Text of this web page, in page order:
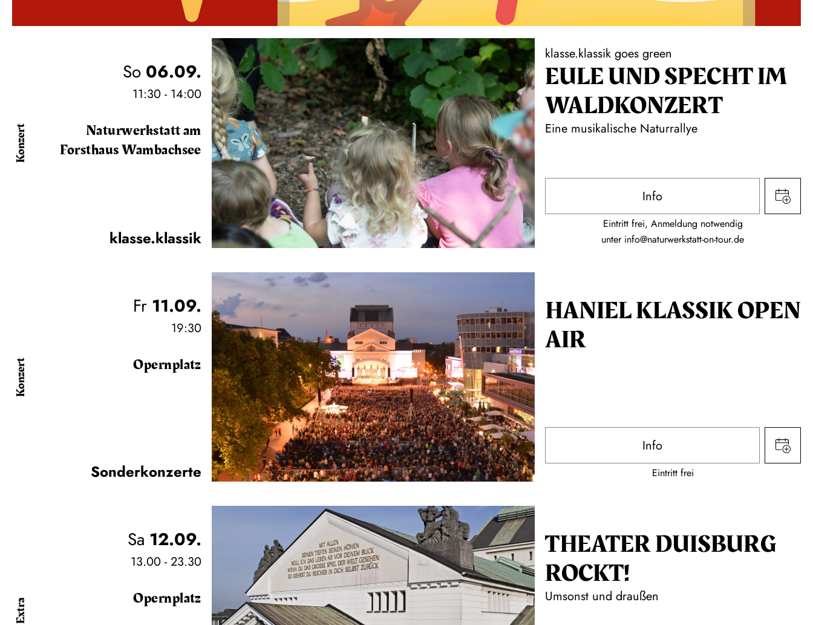
Konzert
So 06.09.
11:30 - 14:00
Naturwerkstatt am
Forsthaus Wambachsee
klasse.klassik
klasse.klassik goes green
EULE UND SPECHT IM
WALDKONZERT
Eine musikalische Naturrallye
Info
Eintritt frei, Anmeldung notwendig
unter info@naturwerkstatt-on-tour.de
Konzert
Fr 11.09.
19:30
Opernplatz
Sonderkonzerte
HANIEL KLASSIK OPEN
AIR
Info
Eintritt frei
Extra
Sa 12.09.
13.00 - 23.30
Opernplatz
THEATER DUISBURG
ROCKT!
Umsonst und draußen